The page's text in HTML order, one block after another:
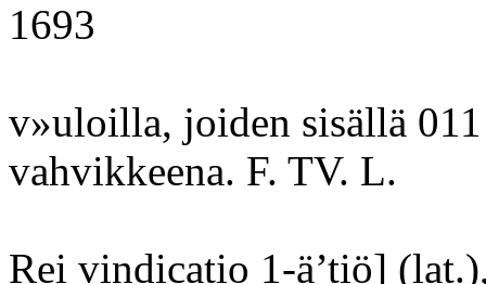
1693
v»uloilla, joiden sisällä
vahvikkeena. F. TV. L.
Rei vindicatio 1-ä’tiö]